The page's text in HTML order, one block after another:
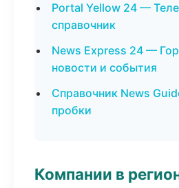
Portal Yellow 24 —
справочник
News Express 24 —
новости и события
Справочник News
пробки
Компании в